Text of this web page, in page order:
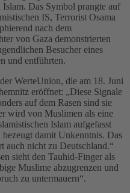
Das Symbol prangte auf
IS, Terrorist Osama
nach dem
von Gaza demonstrierten
Besucher eines
und entführten.
WerteUnion, die am 18. Juni
eröffnet: „Diese Signale
auf dem Rasen sind sie
wird von Muslimen als eine
Islam aufgefasst
damit Unkenntnis. Das
auch nicht zu Deutschland.“
sieht den Tauhid-Finger als
Muslime abzugrenzen und
zu untermauern“.